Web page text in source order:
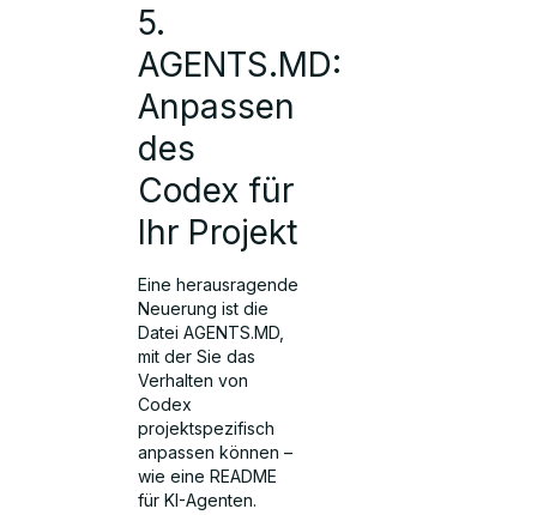
5.
AGENTS.MD:
Anpassen
des
Codex für
Ihr Projekt
Eine herausragende
Neuerung ist die
Datei AGENTS.MD,
mit der Sie das
Verhalten von
Codex
projektspezifisch
anpassen können –
wie eine README
für KI-Agenten.